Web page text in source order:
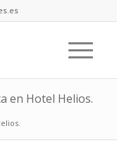
en Hotel Helios.